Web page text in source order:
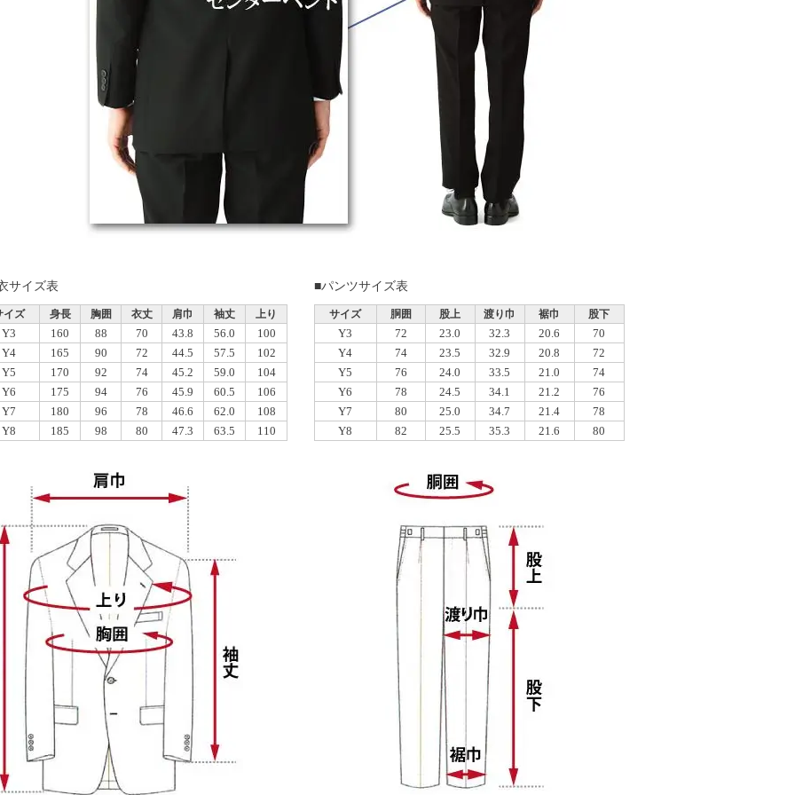
サイズ表
イズ 身長 胸囲 衣丈 肩巾 袖丈 上り
Y3 160 88 70 43.8 56.0
100
Y4
165 90 72 44.5 57.5
102
Y5
170 92 74 45.2 59.0
104
Y6
175 94 76 45.9 60.5
106
Y7
180 96 78 46.6 62.0
108
Y8
185 98 80 47.3 63.5 110
■パンツサイズ表
サイズ 胴囲 股上 渡り巾 裾巾 股下
Y3 72 23.0 32.3 20.6
70
Y4
74 23.5 32.9 20.8
72
Y5
76 24.0 33.5 21.0
74
Y6
78 24.5 34.1 21.2
76
Y7
80 25.0 34.7 21.4
78
Y8
82 25.5 35.3 21.6 80